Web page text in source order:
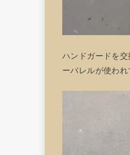
ハンドガードを
ーバレルが使わ